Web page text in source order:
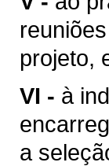
projeto,
VI - à
a